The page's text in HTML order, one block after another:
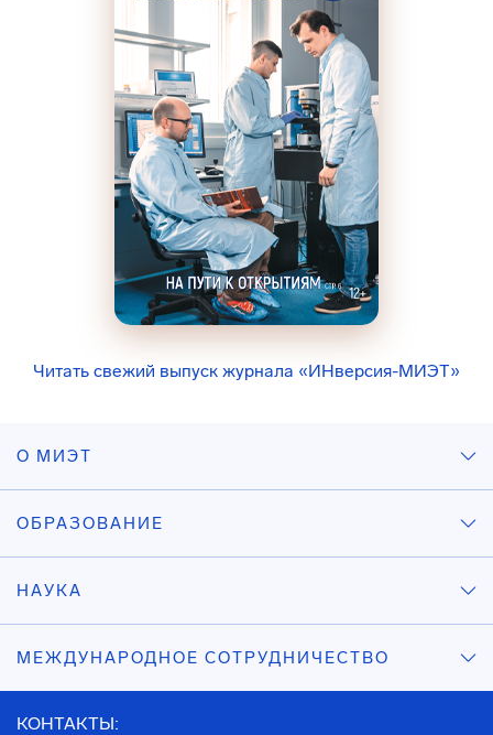
Читать свежий выпуск журнала «ИНверсия-МИЭТ»
О МИЭТ
ОБРАЗОВАНИЕ
НАУКА
МЕЖДУНАРОДНОЕ СОТРУДНИЧЕСТВО
КОНТАКТЫ: